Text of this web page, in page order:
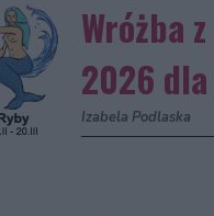
Wróżba
2026
Izabela Podlaska